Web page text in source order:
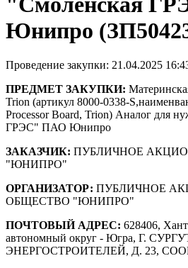
Юнипро
Проведение закупки: 21.04.2025
ПРЕДМЕТ ЗАКУПКИ:
Trion (артикул 8000-0338-
Processor Board, Trion) Аналог для
ГРЭС" ПАО Юнипро
ЗАКАЗЧИК: ПУБЛИЧНОЕ
"ЮНИПРО"
ОРГАНИЗАТОР: ПУБЛИЧНОЕ
ОБЩЕСТВО "ЮНИПРО"
ПОЧТОВЫЙ АДРЕС: 628406,
автономный округ - Югра, Г.
ЭНЕРГОСТРОИТЕЛЕЙ, Д. 23,